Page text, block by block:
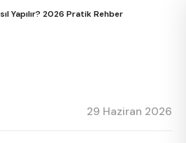
Yapılır? 2026 Pratik Rehber
29 Haziran 2026